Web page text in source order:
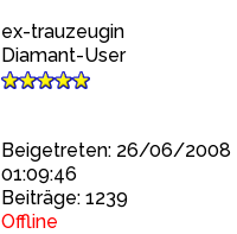
ex-trauzeugin
Diamant-User
Beigetreten: 26/06/2008
01:09:46
Beiträge: 1239
Offline